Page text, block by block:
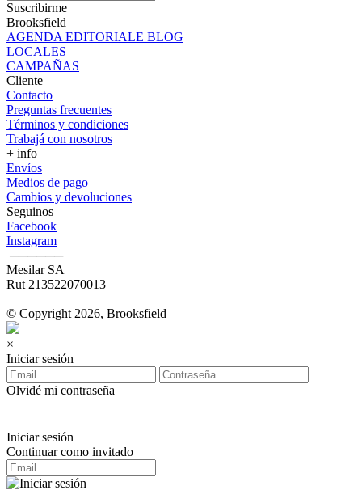
Suscribirme
Brooksfield
AGENDA EDITORIALE BLOG
LOCALES
CAMPAÑAS
Cliente
Contacto
Preguntas frecuentes
Términos y condiciones
Trabajá con nosotros
+ info
Envíos
Medios de pago
Cambios y devoluciones
Seguinos
Facebook
Instagram
‎ ──────
Mesilar SA
Rut 213522070013
© Copyright 2026, Brooksfield
×
Iniciar sesión
Olvidé mi contraseña
Iniciar sesión
Continuar como invitado